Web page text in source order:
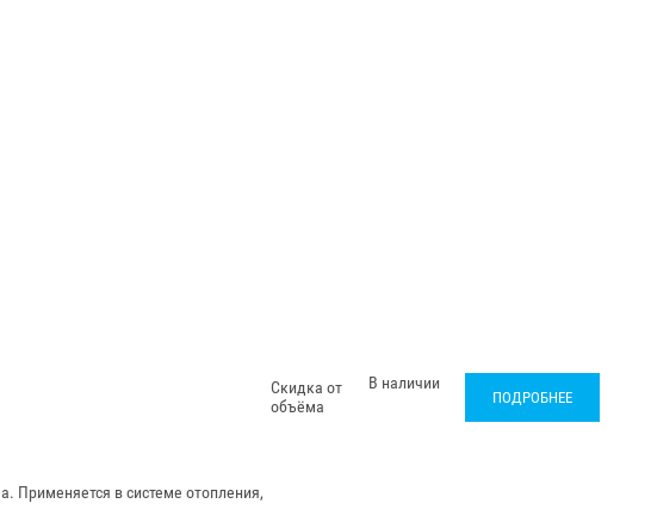
Применяется в системе отопления,
Скидка от
объёма
В наличии
ПОДРОБНЕЕ